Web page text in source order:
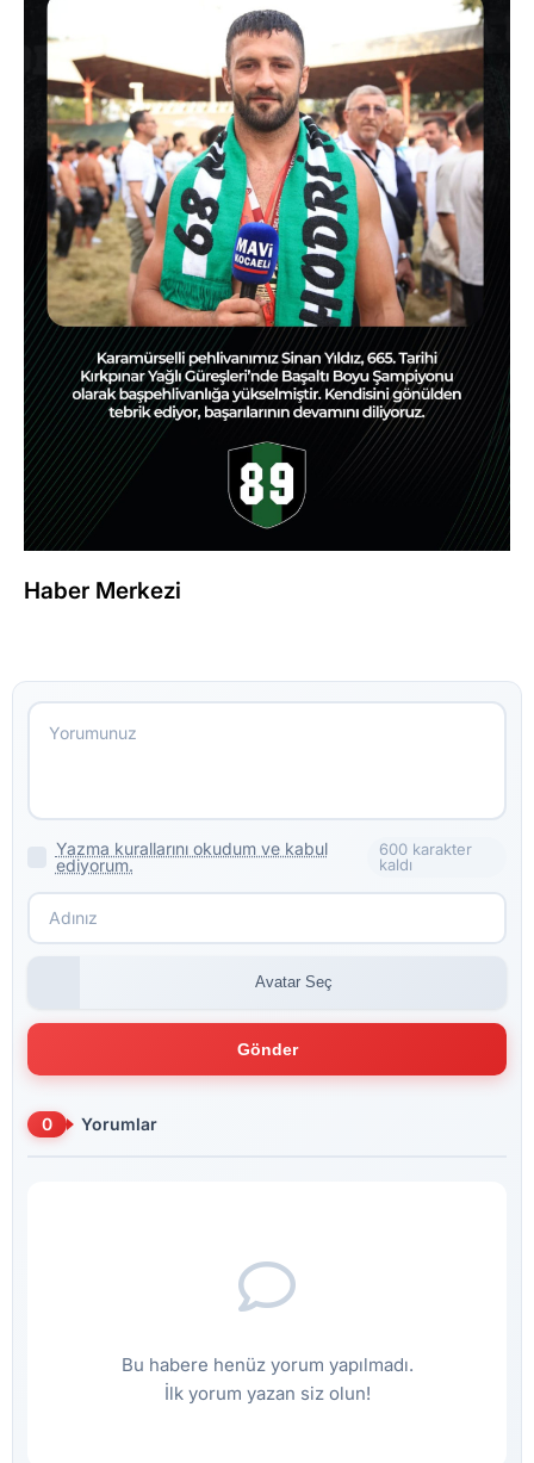
Haber Merkezi
Yazma kurallarını okudum ve kabul
ediyorum.
600 karakter
kaldı
Avatar Seç
Gönder
0 Yorumlar
Bu habere henüz yorum yapılmadı.
İlk yorum yazan siz olun!